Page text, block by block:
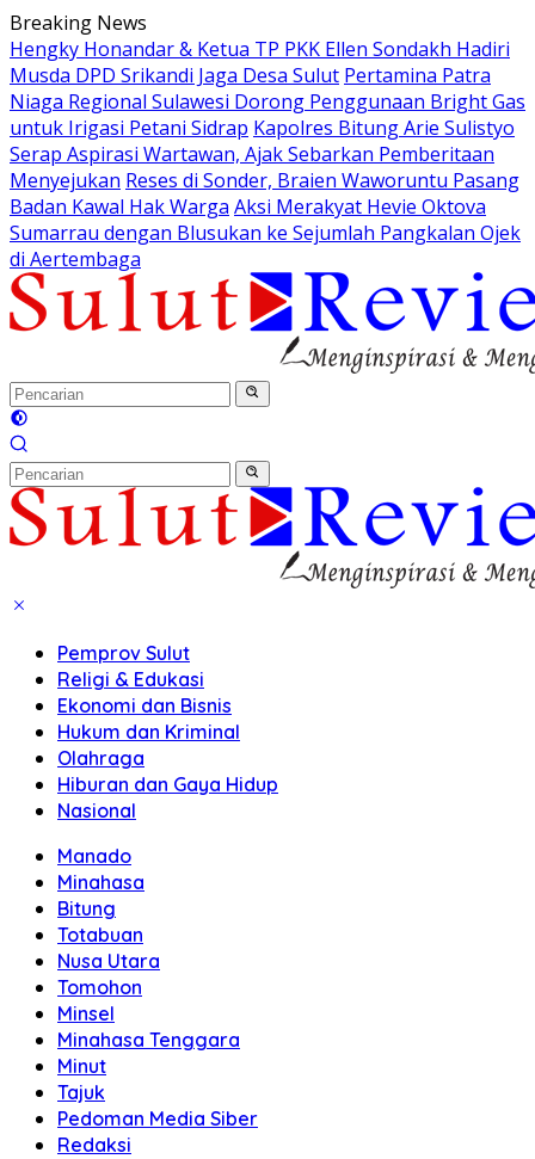
Langsung
ke
konten
Breaking News
Hengky Honandar & Ketua TP PKK Ellen Sondakh Hadiri
Musda DPD Srikandi Jaga Desa Sulut Pertamina Patra
Niaga Regional Sulawesi Dorong Penggunaan Bright Gas
untuk Irigasi Petani Sidrap Kapolres Bitung Arie Sulistyo
Serap Aspirasi Wartawan, Ajak Sebarkan Pemberitaan
Menyejukan Reses di Sonder, Braien Waworuntu Pasang
Badan Kawal Hak Warga Aksi Merakyat Hevie Oktova
Sumarrau dengan Blusukan ke Sejumlah Pangkalan Ojek
di Aertembaga
Pemprov Sulut
Religi & Edukasi
Ekonomi dan Bisnis
Hukum dan Kriminal
Olahraga
Hiburan dan Gaya Hidup
Nasional
Manado
Minahasa
Bitung
Totabuan
Nusa Utara
Tomohon
Minsel
Minahasa Tenggara
Minut
Tajuk
Pedoman Media Siber
Redaksi